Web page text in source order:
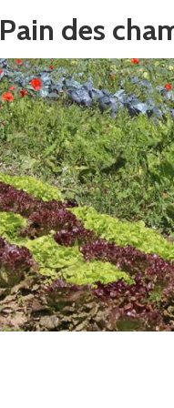
Pain des